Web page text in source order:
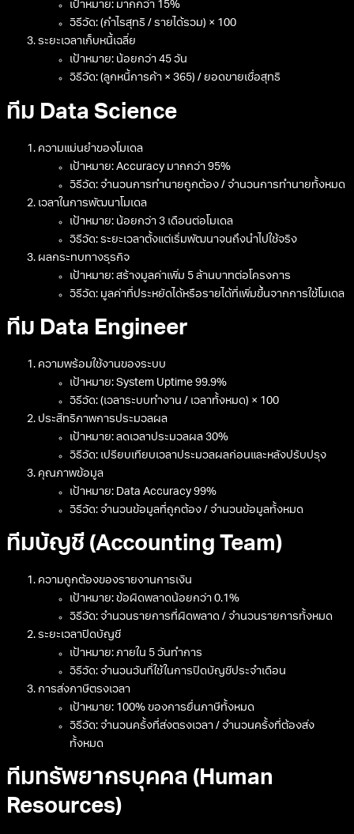
เป้าหมาย: มากกว่า 15%
วิธีวัด: (กำไรสุทธิ / รายได้รวม) × 100
ระยะเวลาเก็บหนี้เฉลี่ย
เป้าหมาย: น้อยกว่า 45 วัน
วิธีวัด: (ลูกหนี้การค้า × 365) / ยอดขายเชื่อสุทธิ
ทีม Data Science
ความแม่นยำของโมเดล
เป้าหมาย: Accuracy มากกว่า 95%
วิธีวัด: จำนวนการทำนายถูกต้อง / จำนวนการทำนายทั้งหมด
เวลาในการพัฒนาโมเดล
เป้าหมาย: น้อยกว่า 3 เดือนต่อโมเดล
วิธีวัด: ระยะเวลาตั้งแต่เริ่มพัฒนาจนถึงนำไปใช้จริง
ผลกระทบทางธุรกิจ
เป้าหมาย: สร้างมูลค่าเพิ่ม 5 ล้านบาทต่อโครงการ
วิธีวัด: มูลค่าที่ประหยัดได้หรือรายได้ที่เพิ่มขึ้นจากการใช้โมเดล
ทีม Data Engineer
ความพร้อมใช้งานของระบบ
เป้าหมาย: System Uptime 99.9%
วิธีวัด: (เวลาระบบทำงาน / เวลาทั้งหมด) × 100
ประสิทธิภาพการประมวลผล
เป้าหมาย: ลดเวลาประมวลผล 30%
วิธีวัด: เปรียบเทียบเวลาประมวลผลก่อนและหลังปรับปรุง
คุณภาพข้อมูล
เป้าหมาย: Data Accuracy 99%
วิธีวัด: จำนวนข้อมูลที่ถูกต้อง / จำนวนข้อมูลทั้งหมด
ทีมบัญชี (Accounting Team)
ความถูกต้องของรายงานการเงิน
เป้าหมาย: ข้อผิดพลาดน้อยกว่า 0.1%
วิธีวัด: จำนวนรายการที่ผิดพลาด / จำนวนรายการทั้งหมด
ระยะเวลาปิดบัญชี
เป้าหมาย: ภายใน 5 วันทำการ
วิธีวัด: จำนวนวันที่ใช้ในการปิดบัญชีประจำเดือน
การส่งภาษีตรงเวลา
เป้าหมาย: 100% ของการยื่นภาษีทั้งหมด
วิธีวัด: จำนวนครั้งที่ส่งตรงเวลา / จำนวนครั้งที่ต้องส่ง
ทั้งหมด
ทีมทรัพยากรบุคคล (Human
Resources)